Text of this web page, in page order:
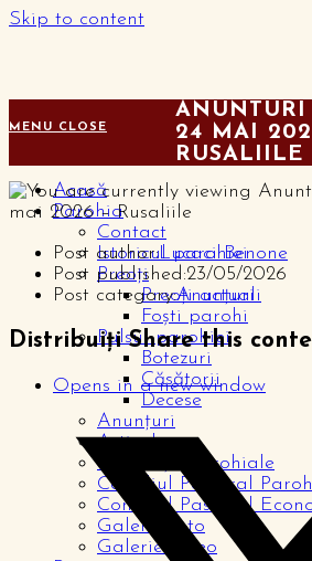
Skip to content
MENU CLOSE
Acasă
Parohia
Contact
Istoricul parohiei
Preoți
Preoți actuali
Foști parohi
Pulsul parohiei
Botezuri
Căsătorii
Decese
Anunțuri
Articole
Publicații parohiale
Consiliul Pastoral
Consiliul Pastoral
Galerie foto
Galerie video
24 MAI
RUSALIILE
Post author:Lucaci Benone
Post published:23/05/2026
Post category:Anunțuri
Distribuiți Share this
Opens in a new window